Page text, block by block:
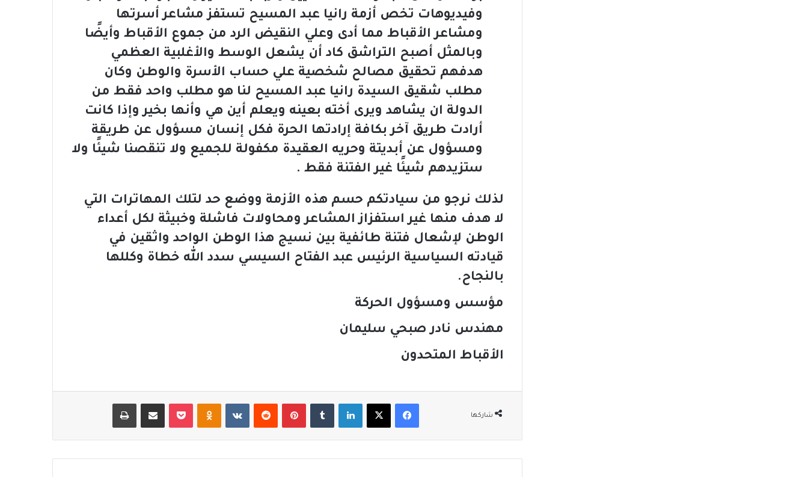
وفيديوهات تخص أزمة رانيا عبد المسيح تستفز مشاعر أسرتها
ومشاعر الأقباط مما أدى وعلي النقيض الرد من جموع الأقباط وأيضًا
وبالمثل أصبح التراشق كاد أن يشعل الوسط والأغلبية العظمي
هدفهم تحقيق مصالح شخصية علي حساب الأسرة والوطن وكان
مطلب شقيق السيدة رانيا عبد المسيح لنا هو مطلب واحد فقط من
الدولة ان يشاهد ويرى أخته بعينه ويعلم أين هي وأنها بخير وإذا كانت
أرادت طريق آخر بكافة إرادتها الحرة فكل إنسان مسؤول عن طريقة
ومسؤول عن أبديتة وحريه العقيدة مكفولة للجميع ولا تنقصنا شيئًا ولا
ستزيدهم شيئًا غير الفتنة فقط .
لذلك نرجو من سيادتكم حسم هذه الأزمة ووضع حد لتلك المهاترات التي
لا هدف منها غير استفزاز المشاعر ومحاولات فاشلة وخبيثة لكل أعداء
الوطن لإشعال فتنة طائفية بين نسيج هذا الوطن الواحد واثقين في
قيادته السياسية الرئيس عبد الفتاح السيسي سدد الله خطاة وكللها
بالنجاح.
مؤسس ومسؤول الحركة
مهندس نادر صبحي سليمان
الأقباط المتحدون
شاركها
فيسبوك لينكدإن بينتيريست